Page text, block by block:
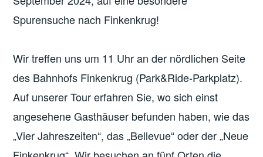
Spurensuche nach Finkenkrug!
Wir treffen uns um 11 Uhr an der nördlichen Seite
des Bahnhofs Finkenkrug (Park&Ride-Parkplatz).
Auf unserer Tour erfahren Sie, wo sich einst
angesehene Gasthäuser befunden haben, wie das
„Vier Jahreszeiten“, das „Bellevue“ oder der „Neue